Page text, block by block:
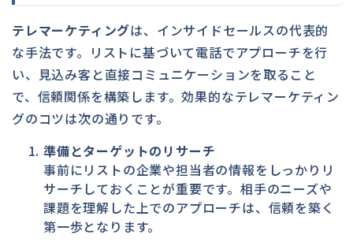
テレマーケティングは、インサイドセールスの代表的
な手法です。リストに基づいて電話でアプローチを行
い、見込み客と直接コミュニケーションを取ること
で、信頼関係を構築します。効果的なテレマーケティン
グのコツは次の通りです。
準備とターゲットのリサーチ
事前にリストの企業や担当者の情報をしっかりリ
サーチしておくことが重要です。相手のニーズや
課題を理解した上でのアプローチは、信頼を築く
第一歩となります。